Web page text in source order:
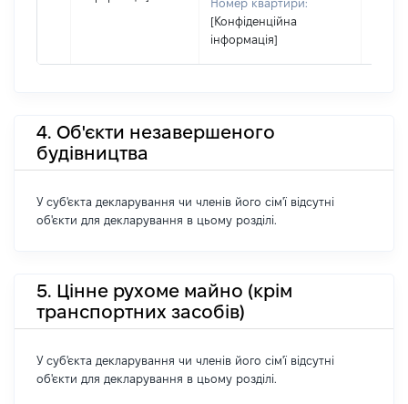
Номер квартири:
[Конфіденційна
інформація]
4. Об'єкти незавершеного
будівництва
У суб'єкта декларування чи членів його сім'ї відсутні
об'єкти для декларування в цьому розділі.
5. Цінне рухоме майно (крім
транспортних засобів)
У суб'єкта декларування чи членів його сім'ї відсутні
об'єкти для декларування в цьому розділі.